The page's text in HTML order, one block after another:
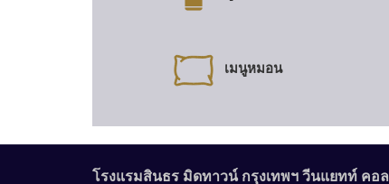
เมนูหมอน
โรงแรมสินธร มิดทาวน์ กรุงเทพฯ วีนแยทท์ คอ